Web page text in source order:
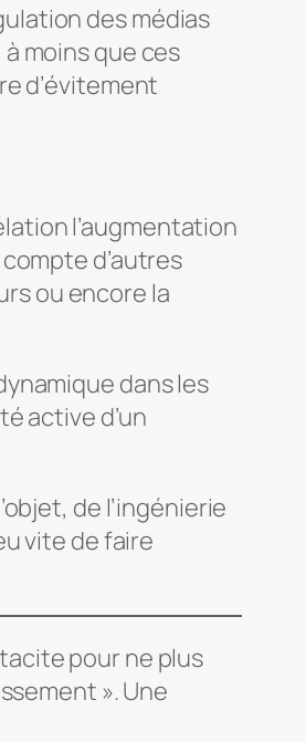
des médias
moins que ces
d’évitement
l’augmentation
d’autres
ou encore la
dans les
active d’un
de l’ingénierie
vite de faire
pour ne plus
». Une